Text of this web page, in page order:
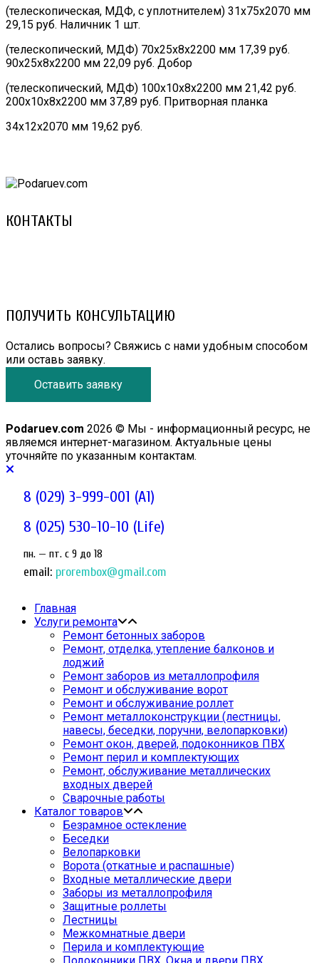
(телескопическая, МДФ, с уплотнителем) 31х75х2070 мм
29,15 руб. Наличник 1 шт.
(телескопический, МДФ) 70х25х8х2200 мм 17,39 руб.
90х25х8х2200 мм 22,09 руб. Добор
(телескопический, МДФ) 100х10х8х2200 мм 21,42 руб.
200х10х8х2200 мм 37,89 руб. Притворная планка
34х12х2070 мм 19,62 руб.
КОНТАКТЫ
ПОЛУЧИТЬ КОНСУЛЬТАЦИЮ
Остались вопросы? Свяжись с нами удобным способом
или оставь заявку.
Оставить заявку
Podaruev.com 2026 © Мы - информационный ресурс, не
являемся интернет-магазином. Актуальные цены
уточняйте по указанным контактам.
8 (029) 3-999-001 (A1)
8 (025) 530-10-10 (Life)
пн. — пт. c 9 до 18
email: prorembox@gmail.com
Главная
Услуги ремонта
Ремонт бетонных заборов
Ремонт, отделка, утепление балконов и
лоджий
Ремонт заборов из металлопрофиля
Ремонт и обслуживание ворот
Ремонт и обслуживание роллет
Ремонт металлоконструкции (лестницы,
навесы, беседки, поручни, велопарковки)
Ремонт окон, дверей, подоконников ПВХ
Ремонт перил и комплектующих
Ремонт, обслуживание металлических
входных дверей
Сварочные работы
Каталог товаров
Безрамное остекление
Беседки
Велопарковки
Ворота (откатные и распашные)
Входные металлические двери
Заборы из металлопрофиля
Защитные роллеты
Лестницы
Межкомнатные двери
Перила и комплектующие